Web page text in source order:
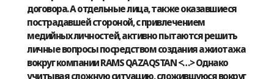
договора. А отдельные лица, также оказавшиеся
пострадавшей стороной, с привлечением
медийных личностей, активно пытаются решить
личные вопросы посредством создания ажиотажа
вокруг компании RAMS QAZAQSTAN <…> Однако
учитывая сложную ситуацию, сложившуюся вокруг